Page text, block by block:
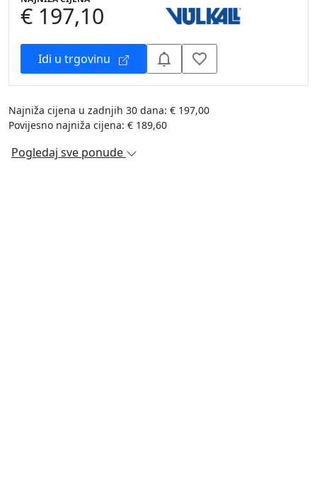
€ 197,10
Idi u trgovinu
Najniža cijena u zadnjih 30 dana: € 197,00
Povijesno najniža cijena: € 189,60
Pogledaj sve ponude